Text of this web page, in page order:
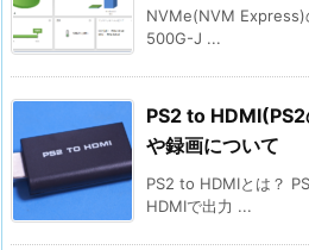
NVMe(NVM Express)
500G-J ...
PS2 to
や録画について
PS2 to HDMIとは？
HDMIで出力 ...